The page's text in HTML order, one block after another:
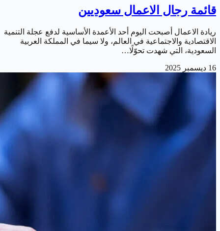
قائمة رجال الاعمال سعوديين
ريادة الاعمال أصبحت اليوم أحد الأعمدة الأساسية لدفع عجلة التنمية
الاقتصادية والاجتماعية في العالم، ولا سيما في المملكة العربية
السعودية، التي شهدت تحوّلًا…
16 ديسمبر 2025